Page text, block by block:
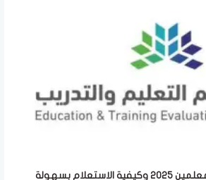
نتائج الرخصة المهنية للمعلمين 2025 وكيفية الاستعلام بسهولة